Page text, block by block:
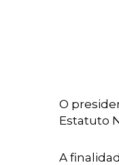
O
Estatuto
A